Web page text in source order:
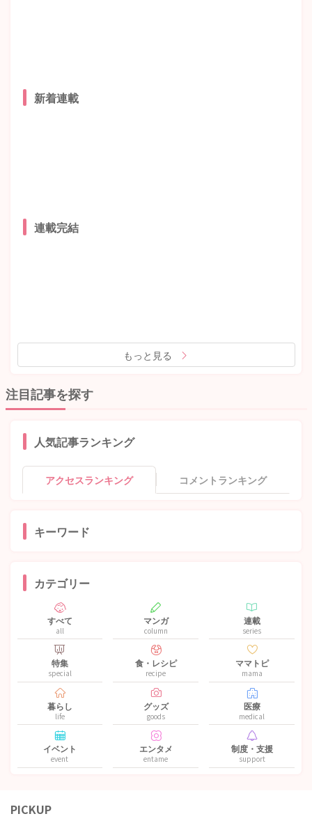
新着連載
連載完結
もっと見る
注目記事を探す
人気記事ランキング
アクセスランキング コメントランキング
キーワード
カテゴリー
すべて
all
マンガ
column
連載
series
特集
special
食・レシピ
recipe
ママトピ
mama
暮らし
life
グッズ
goods
医療
medical
イベント
event
エンタメ
entame
制度・支援
support
PICKUP